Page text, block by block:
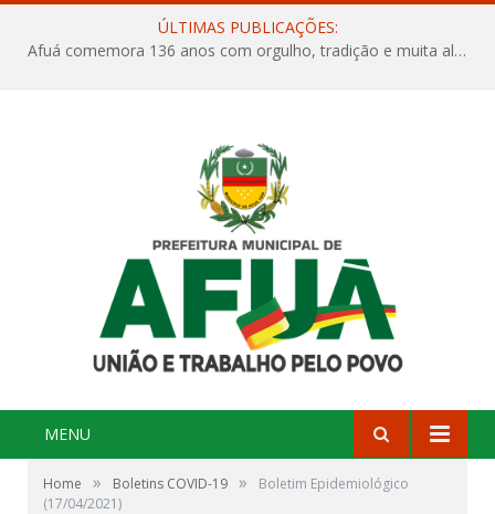
ÚLTIMAS PUBLICAÇÕES:
Afuá comemora 136 anos com orgulho, tradição e muita alegria na Quadra Dr. Nelson Salomão
MENU
Home » Boletins COVID-19 »
Boletim Epidemiológico
(17/04/2021)